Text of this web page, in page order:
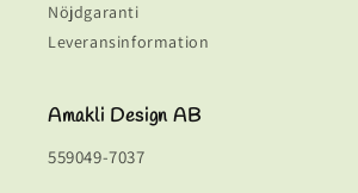
Nöjdgaranti
Leveransinformation
Amakli Design AB
559049-7037